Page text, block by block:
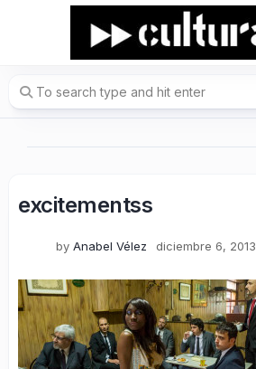
excitementss
by Anabel Vélez diciembre 6, 2013